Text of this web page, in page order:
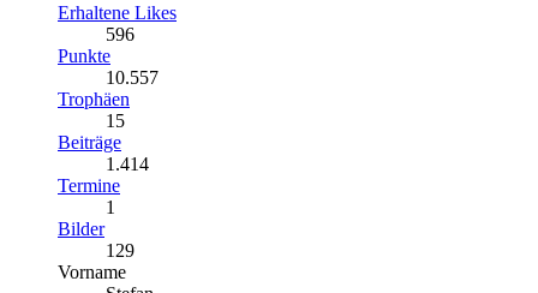
Erhaltene Likes
596
Punkte
10.557
Trophäen
15
Beiträge
1.414
Termine
1
Bilder
129
Vorname